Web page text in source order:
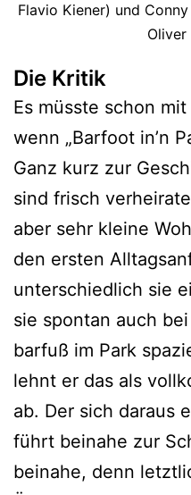
Flavio Kiener) und
Die Kritik
Es müsste schon
wenn „Barfoot in’n
Ganz kurz zur
sind frisch
aber sehr kleine
den ersten
unterschiedlich sie
sie spontan auch
barfuß im Park
lehnt er das als
ab. Der sich daraus
führt beinahe zur
beinahe, denn